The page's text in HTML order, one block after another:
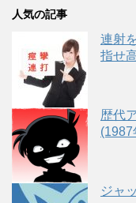
人気の記事
連射
指せ
歴代
(1987
ジャ